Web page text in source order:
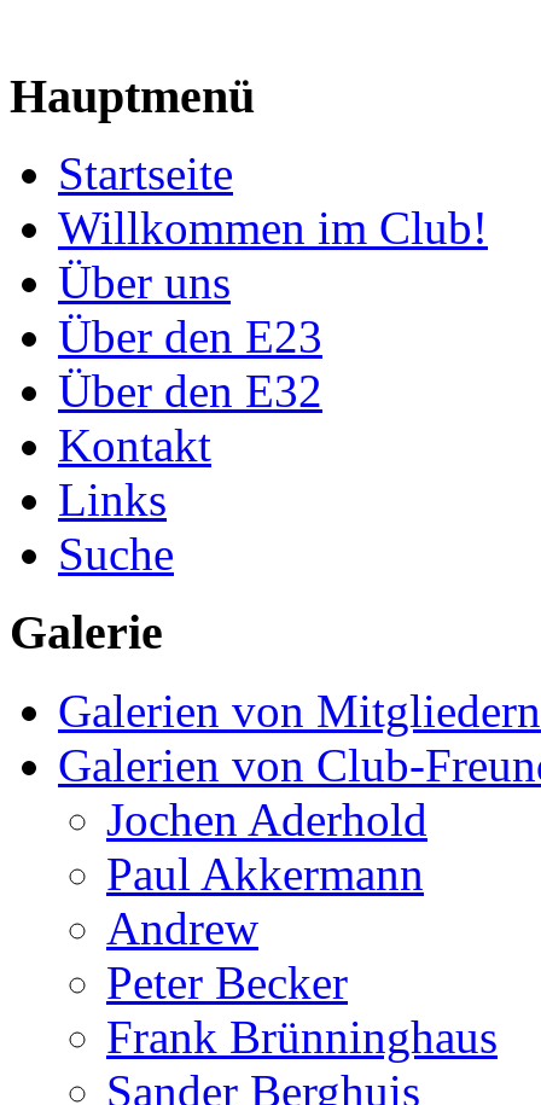
Hauptmenü
Startseite
Willkommen im Club!
Über uns
Über den E23
Über den E32
Kontakt
Links
Suche
Galerie
Galerien von Mitgliedern
Galerien von Club-
Jochen Aderhold
Paul Akkermann
Andrew
Peter Becker
Frank Brünninghaus
Sander Berghuis